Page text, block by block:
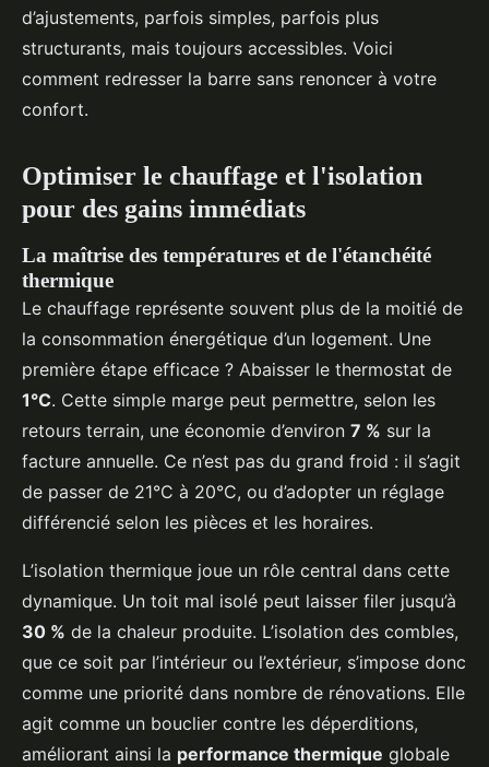
d’ajustements, parfois simples, parfois plus
structurants, mais toujours accessibles. Voici
comment redresser la barre sans renoncer à votre
confort.
Optimiser le chauffage et l'isolation
pour des gains immédiats
La maîtrise des températures et de l'étanchéité
thermique
Le chauffage représente souvent plus de la moitié de
la consommation énergétique d’un logement. Une
première étape efficace ? Abaisser le thermostat de
1°C. Cette simple marge peut permettre, selon les
retours terrain, une économie d’environ 7 % sur la
facture annuelle. Ce n’est pas du grand froid : il s’agit
de passer de 21°C à 20°C, ou d’adopter un réglage
différencié selon les pièces et les horaires.
L’isolation thermique joue un rôle central dans cette
dynamique. Un toit mal isolé peut laisser filer jusqu’à
30 % de la chaleur produite. L’isolation des combles,
que ce soit par l’intérieur ou l’extérieur, s’impose donc
comme une priorité dans nombre de rénovations. Elle
agit comme un bouclier contre les déperditions,
améliorant ainsi la performance thermique globale